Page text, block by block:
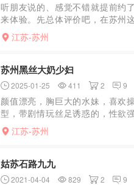
听朋友说的、感觉不错就提前约
来体验。先总体评价吧，在苏州
的地方，思然是我目前玩儿过性
再说说流程，进门就开始撩我，
江苏-苏州
苏州黑丝大奶少妇
2025-01-25 411 2 9
颜值漂亮，胸巨大的水妹，喜欢
型，带剧情玩丝足诱惑的，性欲
澡玩一会儿奶头她下面就水汪汪
车，漫游从耳朵处下来，吹箫前
江苏-苏州
姑苏石路九九
2021-04-04 829 2 9